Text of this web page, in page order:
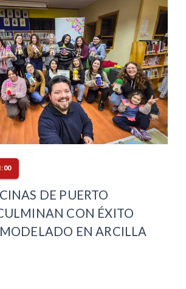
DE PUERTO
CON ÉXITO
EN ARCILLA